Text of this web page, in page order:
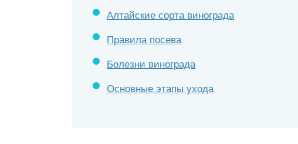
Алтайские сорта винограда
Правила посева
Болезни винограда
Основные этапы ухода